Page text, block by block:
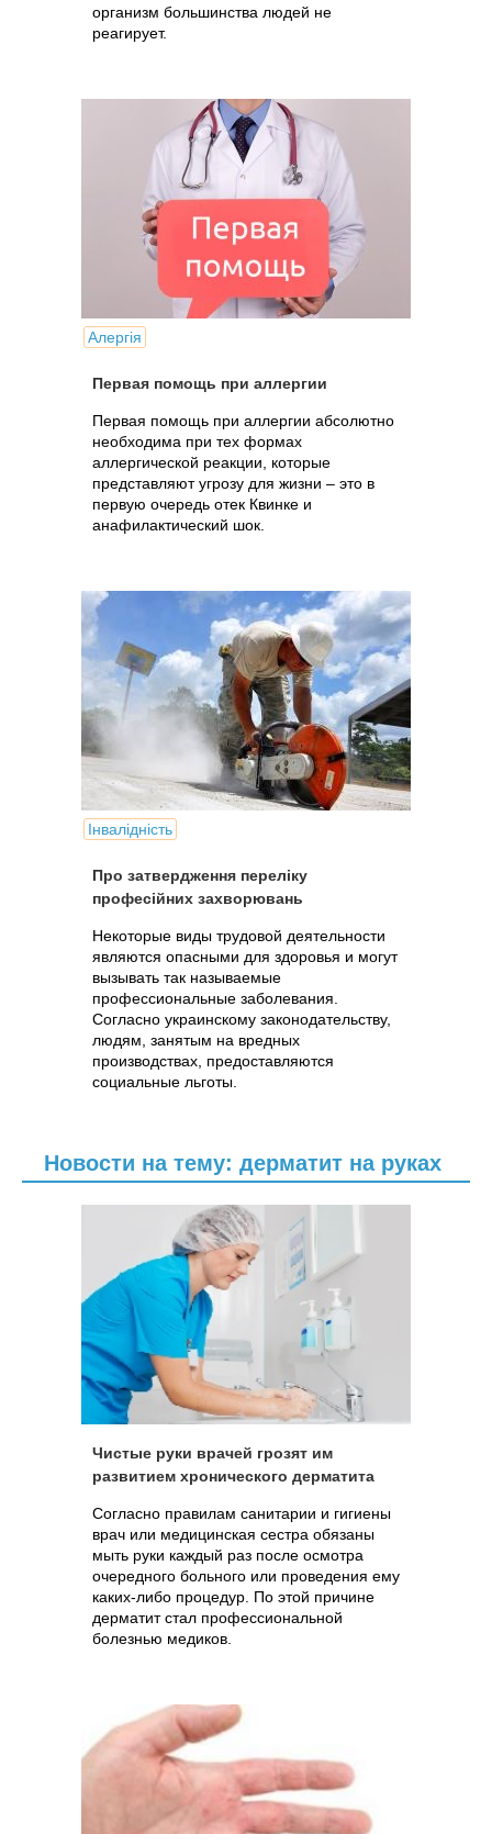
организм большинства людей не
реагирует.
Алергія
Первая помощь при аллергии
Первая помощь при аллергии абсолютно
необходима при тех формах
аллергической реакции, которые
представляют угрозу для жизни – это в
первую очередь отек Квинке и
анафилактический шок.
Інвалідність
Про затвердження переліку
професійних захворювань
Некоторые виды трудовой деятельности
являются опасными для здоровья и могут
вызывать так называемые
профессиональные заболевания.
Согласно украинскому законодательству,
людям, занятым на вредных
производствах, предоставляются
социальные льготы.
Новости на тему: дерматит на руках
Чистые руки врачей грозят им
развитием хронического дерматита
Согласно правилам санитарии и гигиены
врач или медицинская сестра обязаны
мыть руки каждый раз после осмотра
очередного больного или проведения ему
каких-либо процедур. По этой причине
дерматит стал профессиональной
болезнью медиков.